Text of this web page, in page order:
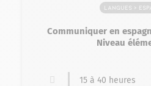
Langues >
Communiquer en
Niveau
15 à 40 heures